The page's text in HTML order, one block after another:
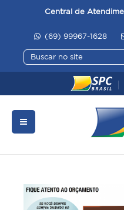
Central de
(69) 99967-1628